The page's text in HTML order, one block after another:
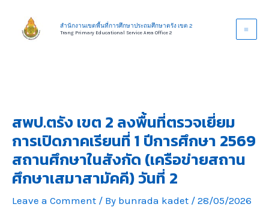
content
สำนักงานเขตพื้นที่การศึกษาประถมศึกษาตรัง เขต 2
Trang Primary Educational Service Area Office 2
สพป.ตรัง เขต 2 ลงพื้นที่ตรวจเยี่ยม
การเปิดภาคเรียนที่ 1 ปีการศึกษา 2569
สถานศึกษาในสังกัด (เครือข่ายสถาน
ศึกษาเสมาสามัคคี) วันที่ 2
Leave a Comment / By bunrada kadet / 28/05/2026